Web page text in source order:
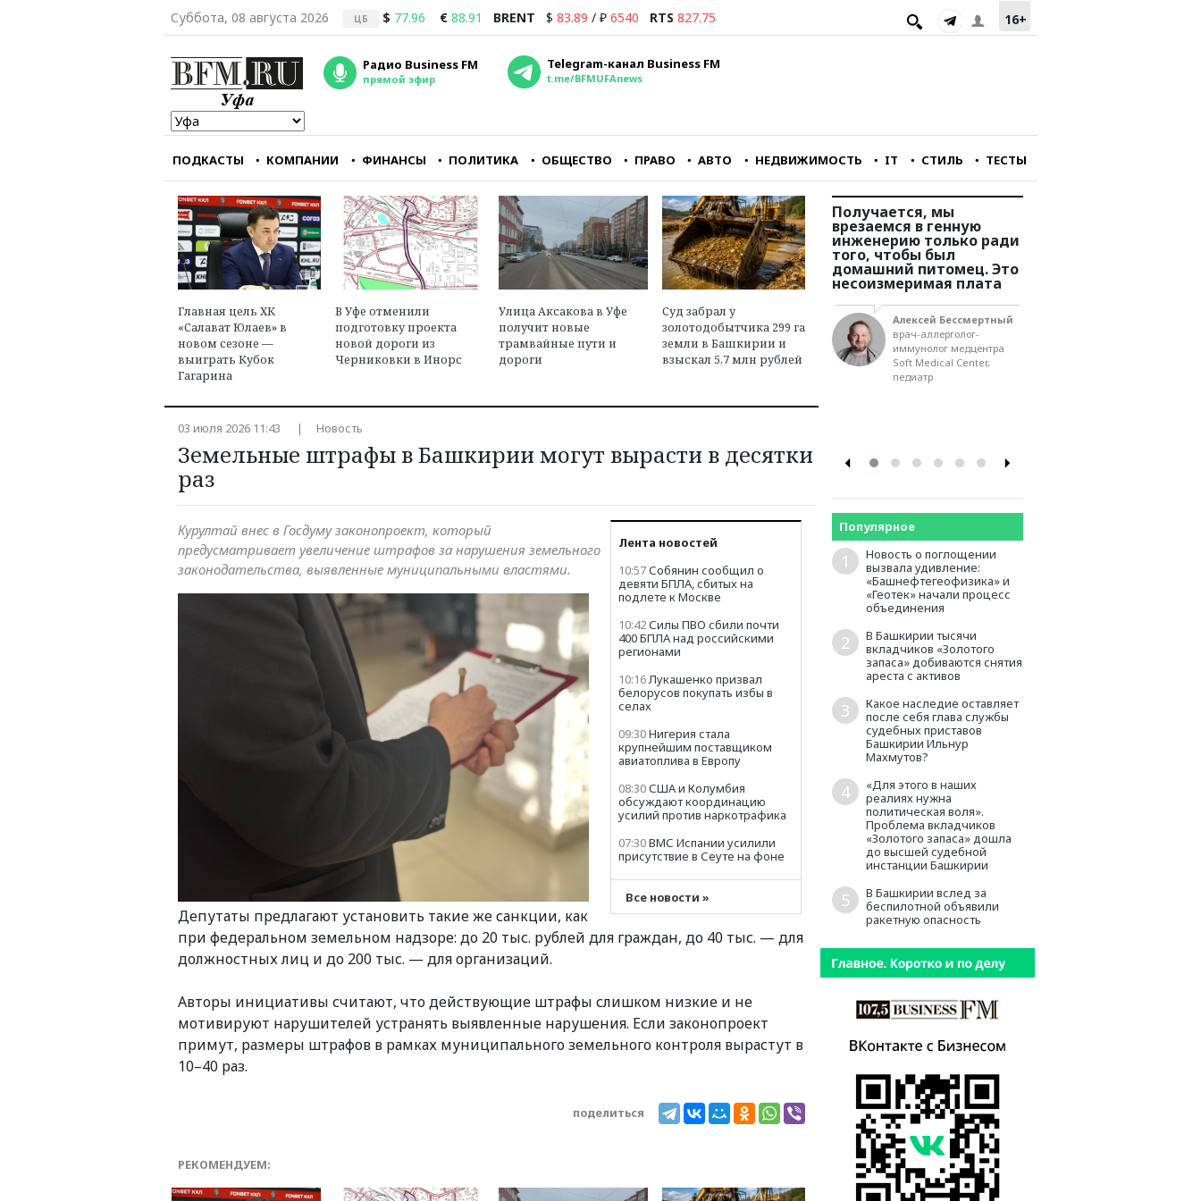
Суббота, 08 августа 2026 ЦБ $ 77.96 € 88.91 BRENT $ 83.89 / ₽ 6540 RTS 827.75 16+
Радио Business FM
прямой эфир
Telegram-канал Business FM
t.me/BFMUFAnews
ПОДКАСТЫ КОМПАНИИ ФИНАНСЫ ПОЛИТИКА ОБЩЕСТВО ПРАВО АВТО НЕДВИЖИМОСТЬ IT СТИЛЬ ТЕСТЫ
Главная цель ХК
«Салават Юлаев» в
новом сезоне —
выиграть Кубок
Гагарина
В Уфе отменили
подготовку проекта
новой дороги из
Черниковки в Инорс
Улица Аксакова в Уфе
получит новые
трамвайные пути и
дороги
Суд забрал у
золотодобытчика 299 га
земли в Башкирии и
взыскал 5,7 млн рублей
03 июля 2026 11:43 Новость
Земельные штрафы в Башкирии могут вырасти в десятки
раз
Лента новостей
10:57Собянин сообщил о
девяти БПЛА, сбитых на
подлете к Москве
10:42Силы ПВО сбили почти
400 БПЛА над российскими
регионами
10:16Лукашенко призвал
белорусов покупать избы в
селах
09:30Нигерия стала
крупнейшим поставщиком
авиатоплива в Европу
08:30США и Колумбия
обсуждают координацию
усилий против наркотрафика
07:30ВМС Испании усилили
присутствие в Сеуте на фоне
05:30 В Минстрое сравнили
качество жилья в Нью-Йорке
04:30
03:35Мигрант погиб при
попытке попасть из Марокко
в Сеуту на параплане
коррупции
Лукашенко объяснил
«Армения» в Москве вернут
Все новости »
Курултай внес в Госдуму законопроект, который
предусматривает увеличение штрафов за нарушения земельного
законодательства, выявленные муниципальными властями.
Депутаты предлагают установить такие же санкции, как
при федеральном земельном надзоре: до 20 тыс. рублей для граждан, до 40 тыс. — для
должностных лиц и до 200 тыс. — для организаций.
Авторы инициативы считают, что действующие штрафы слишком низкие и не
мотивируют нарушителей устранять выявленные нарушения. Если законопроект
примут, размеры штрафов в рамках муниципального земельного контроля вырастут в
10–40 раз.
поделиться
РЕКОМЕНДУЕМ:
Мы перестали снимать
фильмы, интересные
зарубежному зрителю
Александр Голубчиков
главный редактор
портала «Зумфильм»
Я думаю, что в
ближайшие дни
практически все страны
СНГ перестанут
принимать рубли из
России либо будут их
нибудь конской
комиссией
Георгий Бовт
Республиканцам крайне
важно заткнуть горло
главному
оппозиционному рупору
— CNN
Александр Трещев
юрист, эксперт в области
международного права
Получается, мы
врезаемся в генную
инженерию только ради
того, чтобы был
домашний питомец. Это
несоизмеримая плата
Алексей Бессмертный
врач-аллерголог-
иммунолог медцентра
Soft Medical Center,
педиатр
Популярное
1
Новость о поглощении
вызвала удивление:
«Башнефтегеофизика» и
«Геотек» начали процесс
объединения
2
В Башкирии тысячи
вкладчиков «Золотого
запаса» добиваются снятия
ареста с активов
3
Какое наследие оставляет
после себя глава службы
судебных приставов
Башкирии Ильнур
Махмутов?
4
«Для этого в наших
реалиях нужна
политическая воля».
Проблема вкладчиков
«Золотого запаса» дошла
до высшей судебной
инстанции Башкирии
5
В Башкирии вслед за
беспилотной объявили
ракетную опасность